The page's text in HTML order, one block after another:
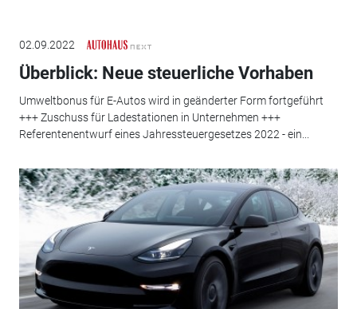
02.09.2022
Überblick: Neue steuerliche Vorhaben
Umweltbonus für E-Autos wird in geänderter Form fortgeführt
+++ Zuschuss für Ladestationen in Unternehmen +++
Referentenentwurf eines Jahressteuergesetzes 2022 - ein...